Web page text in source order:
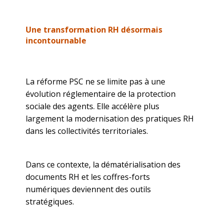
Une transformation RH désormais
incontournable
La réforme PSC ne se limite pas à une
évolution réglementaire de la protection
sociale des agents. Elle accélère plus
largement la modernisation des pratiques RH
dans les collectivités territoriales.
Dans ce contexte, la dématérialisation des
documents RH et les coffres-forts
numériques deviennent des outils
stratégiques.